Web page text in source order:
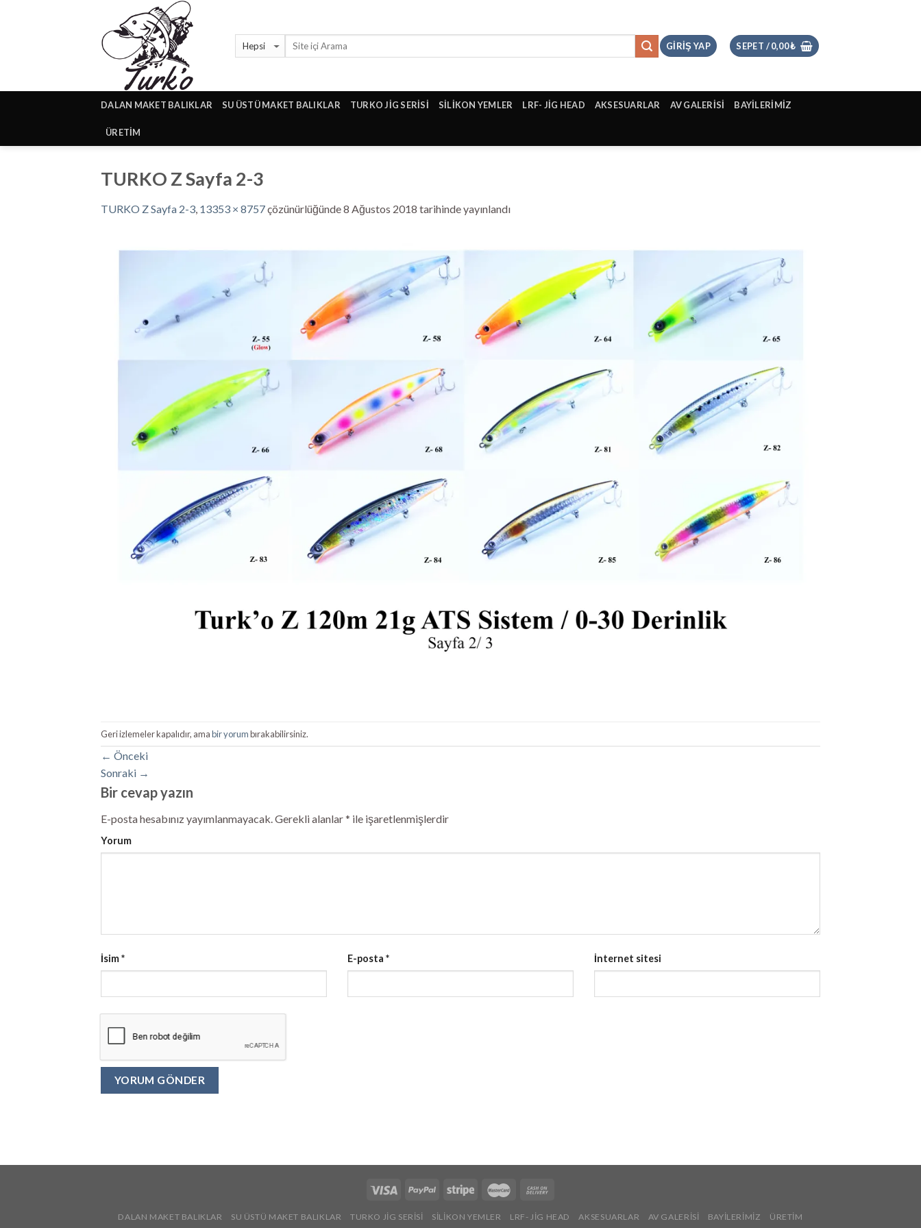
GIRIŞ YAP SEPET /0,00₺
DALAN MAKET BALIKLAR SU ÜSTÜ MAKET BALIKLAR TURKO JİG SERİSİ SİLİKON YEMLER LRF- JİG HEAD AKSESUARLAR AV GALERİSİ BAYİLERİMİZ
ÜRETİM
TURKO Z Sayfa 2-3
TURKO Z Sayfa 2-3 13353 × 8757çözünürlüğünde8 Ağustos 2018 tarihinde yayınlandı
Geri izlemeler kapalıdır, amabir yorumbırakabilirsiniz.
← Önceki
Sonraki →
Bir cevap yazın
E-posta hesabınız yayımlanmayacak.Gerekli alanlar* ile işaretlenmişlerdir
Yorum
İsim* E-posta * İnternet sitesi
DALAN MAKET BALIKLAR SU ÜSTÜ MAKET BALIKLAR TURKO JİG SERİSİ SİLİKON YEMLER LRF- JİG HEAD AKSESUARLAR AV GALERİSİ BAYİLERİMİZ ÜRETİM